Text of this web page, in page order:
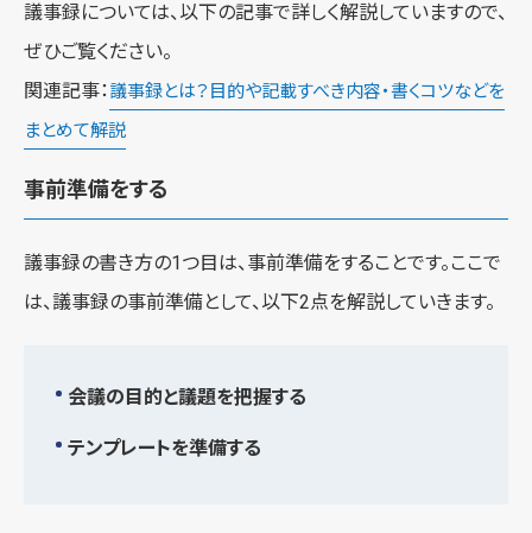
議事録については、以下の記事で詳しく解説していますので、
ぜひご覧ください。
関連記事： 議事録とは？目的や記載すべき内容・書くコツなどを
まとめて解説
事前準備をする
議事録の書き方の1つ目は、事前準備をすることです。ここで
は、議事録の事前準備として、以下2点を解説していきます。
会議の目的と議題を把握する
テンプレートを準備する